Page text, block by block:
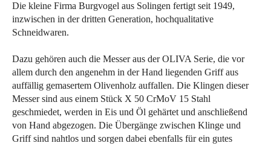
Die kleine Firma Burgvogel aus Solingen fertigt seit 1949,
inzwischen in der dritten Generation, hochqualitative
Schneidwaren.
Dazu gehören auch die Messer aus der OLIVA Serie, die vor
allem durch den angenehm in der Hand liegenden Griff aus
auffällig gemasertem Olivenholz auffallen. Die Klingen dieser
Messer sind aus einem Stück X 50 CrMoV 15 Stahl
geschmiedet, werden in Eis und Öl gehärtet und anschließend
von Hand abgezogen. Die Übergänge zwischen Klinge und
Griff sind nahtlos und sorgen dabei ebenfalls für ein gutes